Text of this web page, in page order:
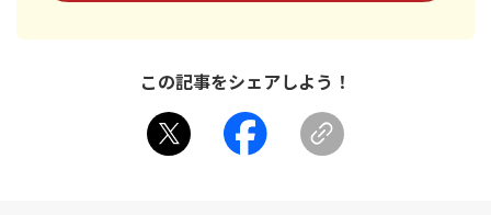
この記事をシェアしよう！